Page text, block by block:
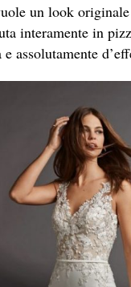
un look
interamente in
assolutamente